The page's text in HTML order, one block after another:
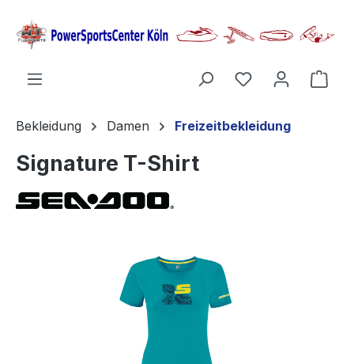
springen
Bekleidung Damen Freizeitbekleidung
Signature T-Shirt